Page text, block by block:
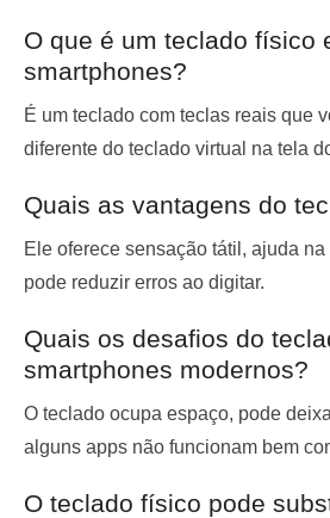
O que é um teclado físico
smartphones?
É um teclado com teclas reais que
diferente do teclado virtual na tela
Quais as vantagens do
Ele oferece sensação tátil, ajuda
pode reduzir erros ao digitar.
Quais os desafios do
smartphones modernos?
O teclado ocupa espaço, pode
alguns apps não funcionam bem
O teclado físico pode